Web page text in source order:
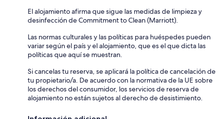
El alojamiento afirma que sigue las medidas de limpieza y
desinfección de Commitment to Clean (Marriott).
Las normas culturales y las políticas para huéspedes pueden
variar según el país y el alojamiento, que es el que dicta las
políticas que aquí se muestran.
Si cancelas tu reserva, se aplicará la política de cancelación de
tu propietario/a. De acuerdo con la normativa de la UE sobre
los derechos del consumidor, los servicios de reserva de
alojamiento no están sujetos al derecho de desistimiento.